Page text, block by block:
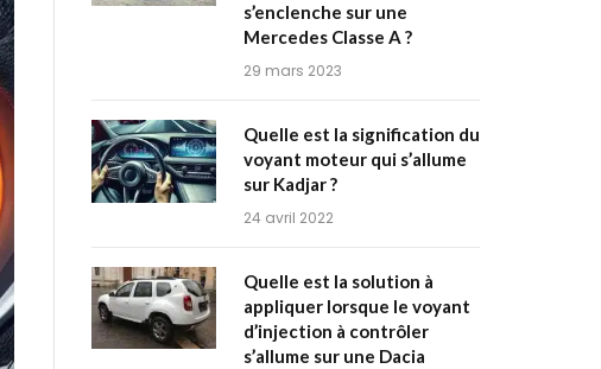
s’enclenche sur une
Mercedes Classe A ?
29 mars 2023
Quelle est la signification du
voyant moteur qui s’allume
sur Kadjar ?
24 avril 2022
Quelle est la solution à
appliquer lorsque le voyant
d’injection à contrôler
s’allume sur une Dacia